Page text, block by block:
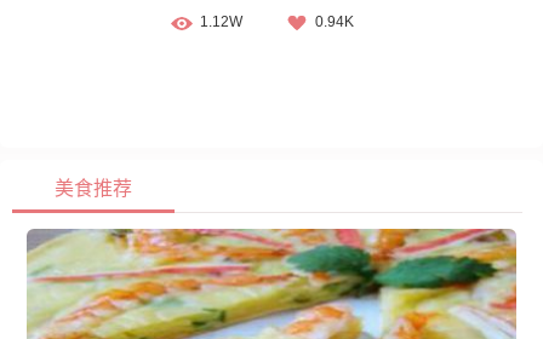
1.12W 0.94K
美食推荐